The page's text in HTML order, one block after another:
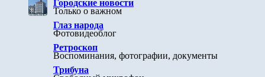
Городские новости
Только о важном
Глаз народа
Фотовидеоблог
Ретроскоп
Воспоминания, фотографии, документы
Трибуна